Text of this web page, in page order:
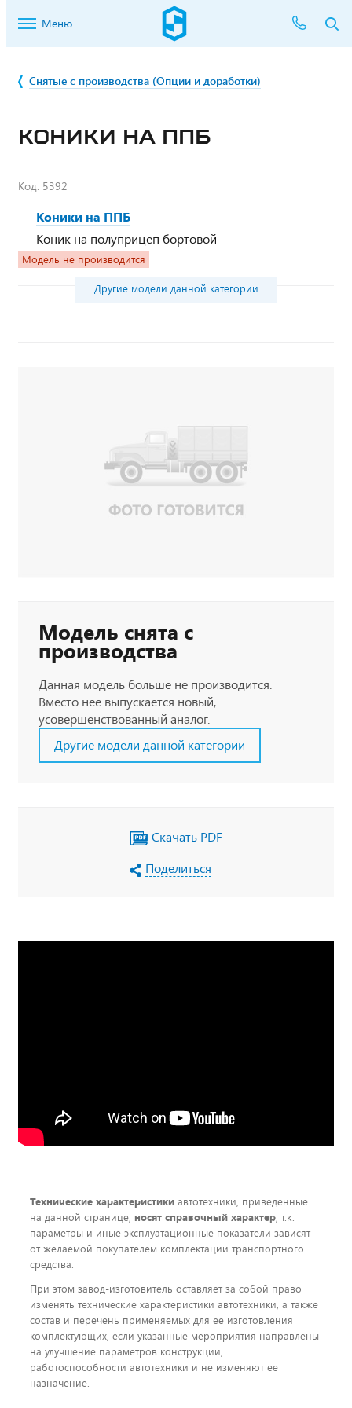
Меню
Снятые с производства (Опции и доработки)
КОНИКИ НА ППБ
Код: 5392
Коники на ППБ
Коник на полуприцеп бортовой
Модель не производится
Другие модели данной категории
Модель снята с
производства
Данная модель больше не производится.
Вместо нее выпускается новый,
усовершенствованный аналог.
Другие модели данной категории
Скачать PDF
Поделиться
Технические характеристики автотехники, приведенные
на данной странице, носят справочный характер, т.к.
параметры и иные эксплуатационные показатели зависят
от желаемой покупателем комплектации транспортного
средства.
При этом завод-изготовитель оставляет за собой право
изменять технические характеристики автотехники, а также
состав и перечень применяемых для ее изготовления
комплектующих, если указанные мероприятия направлены
на улучшение параметров конструкции,
работоспособности автотехники и не изменяют ее
назначение.